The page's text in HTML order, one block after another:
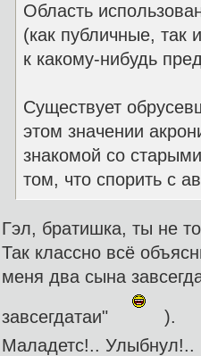
Область
(как публичные, так
к какому-нибудь
Существует
этом значении
знакомой со
том, что спорить с
Гэл, братишка, ты не
Так классно всё
меня два сына
завсегдатаи"
).
Маладетс!.. Улыбнул!..